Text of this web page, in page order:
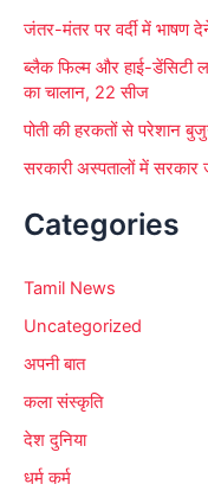
जंतर-मंतर पर वर्दी में भाषण
ब्लैक फिल्म और हाई-डेंसिटी
का चालान, 22 सीज
पोती की हरकतों से परेशान
सरकारी अस्पतालों में
Categories
Tamil News
Uncategorized
अपनी बात
कला संस्कृति
देश दुनिया
धर्म कर्म